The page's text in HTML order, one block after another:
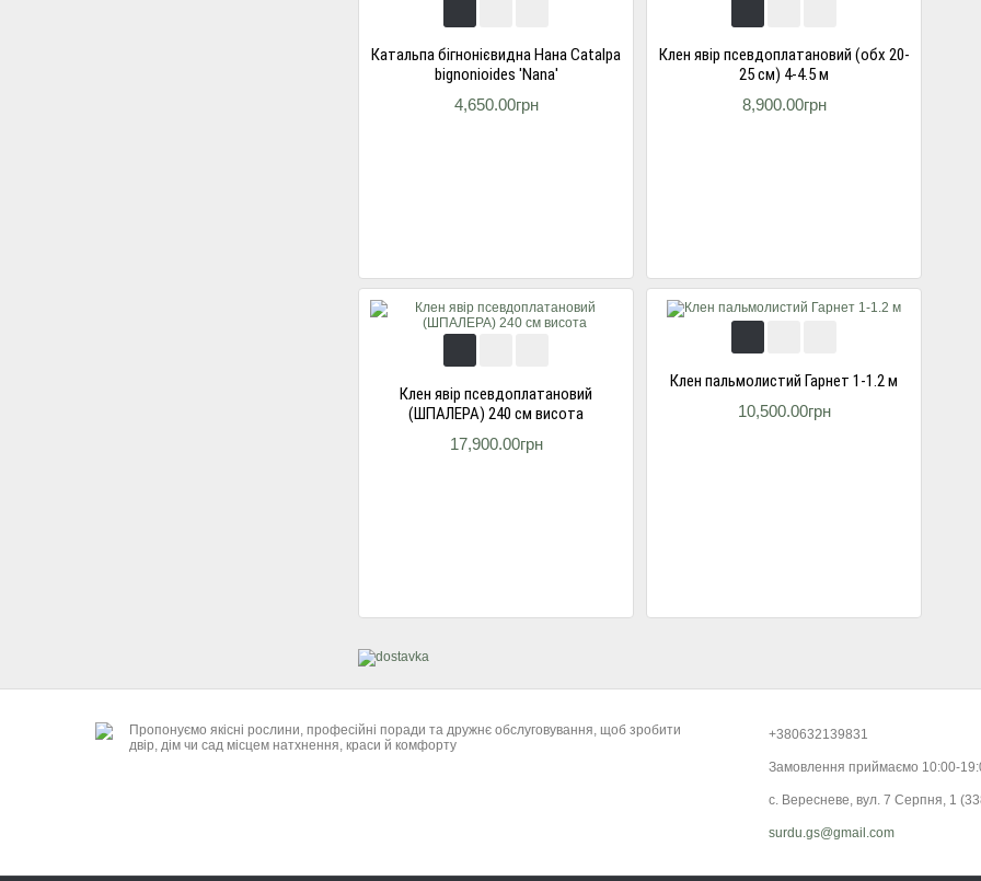
Катальпа бігнонієвидна Нана Catalpa
bignonioides 'Nana'
4,650.00грн
Клен явір псевдоплатановий (обх 20-
25 см) 4-4.5 м
8,900.00грн
Клен явір псевдоплатановий
(ШПАЛЕРА) 240 см висота
17,900.00грн
Клен пальмолистий Гарнет 1-1.2 м
10,500.00грн
Пропонуємо якісні рослини, професійні поради та дружнє обслуговування, щоб зробити
двір, дім чи сад місцем натхнення, краси й комфорту
+380632139831
Замовлення приймаємо 10:00-
с. Вересневе, вул. 7 Серпня, 1
surdu.gs@gmail.com